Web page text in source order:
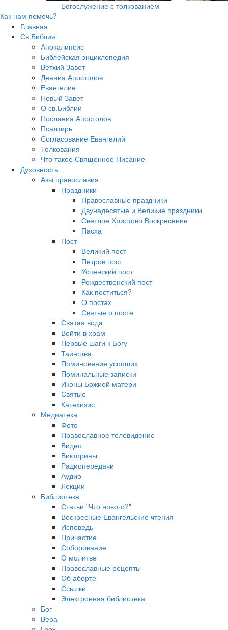
Богослужение с толкованием
Как нам помочь?
Главная
Св.Библия
Апокалипсис
Библейская энциклопедия
Ветхий Завет
Деяния Апостолов
Евангелие
Новый Завет
О св.Библии
Послания Апостолов
Псалтирь
Согласование Евангелий
Толкования
Что такое Священное Писание
Духовность
Азы православия
Праздники
Православные праздники
Двунадесятые и Великие праздники
Светлое Христово Воскресение
Пасха
Пост
Великий пост
Петров пост
Успенский пост
Рождественский пост
Как поститься?
О постах
Святые о посте
Святая вода
Войти в храм
Первые шаги к Богу
Таинства
Поминовение усопших
Поминальные записки
Иконы Божией матери
Святые
Катехизис
Медиатека
Фото
Православное телевидение
Видео
Викторины
Радиопередачи
Аудио
Лекции
Библиотека
Статьи "Что нового?"
Воскресные Евангельские чтения
Исповедь
Причастие
Соборование
О молитве
Православные рецепты
Об аборте
Ссылки
Электронная библиотека
Бог
Вера